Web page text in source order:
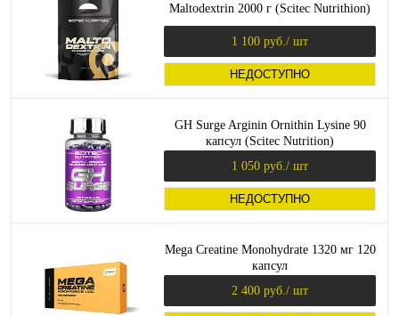
Maltodextrin 2000 г (Scitec Nutrithion)
1 100 руб. / шт
НЕДОСТУПНО
GH Surge Arginin Ornithin Lysine 90
капсул (Scitec Nutrition)
1 050 руб. / шт
НЕДОСТУПНО
Mega Creatine Monohydrate 1320 мг 120
капсул
2 400 руб. / шт